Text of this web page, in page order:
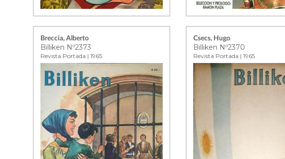
Breccia, Alberto
Billiken Nº2373
Revista Portada | 1965
Csecs, Hugo
Billiken Nº2370
Revista Portada | 1965